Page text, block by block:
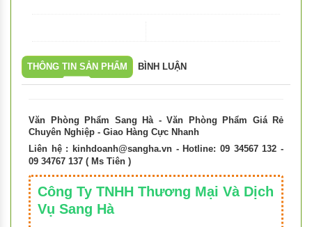
THÔNG TIN SẢN PHẨM BÌNH LUẬN
Văn Phòng Phẩm Sang Hà - Văn Phòng Phẩm Giá Rẻ
Chuyên Nghiệp - Giao Hàng Cực Nhanh
Liên hệ : kinhdoanh@sangha.vn - Hotline: 09 34567 132 -
09 34767 137 ( Ms Tiên )
Công Ty TNHH Thương Mại Và Dịch
Vụ Sang Hà